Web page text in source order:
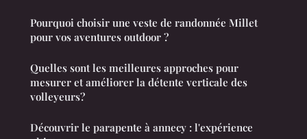
Pourquoi choisir une veste de randonnée Millet
pour vos aventures outdoor ?
Quelles sont les meilleures approches pour
mesurer et améliorer la détente verticale des
volleyeurs?
Découvrir le parapente à annecy : l'expérience